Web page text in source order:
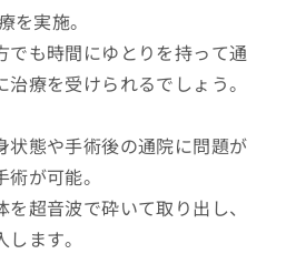
を実施。
でも時間にゆとりを持って通
療を受けられるでしょう。
状態や手術後の通院に問題が
が可能。
超音波で砕いて取り出し、
ます。